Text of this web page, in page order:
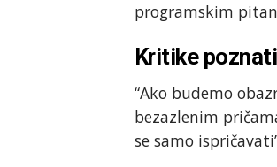
programskim
Kritike
“Ako budemo
bezazlenim
se samo